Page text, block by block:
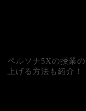
ペルソナ5Xの授業
上げる方法も紹介！